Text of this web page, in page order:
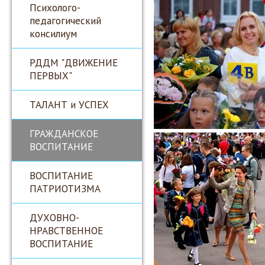
Психолого-
педагогический
консилиум
РДДМ "ДВИЖЕНИЕ
ПЕРВЫХ"
ТАЛАНТ и УСПЕХ
ГРАЖДАНСКОЕ
ВОСПИТАНИЕ
ВОСПИТАНИЕ
ПАТРИОТИЗМА
ДУХОВНО-
НРАВСТВЕННОЕ
ВОСПИТАНИЕ